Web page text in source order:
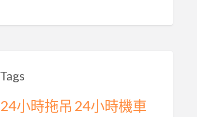
Tags
24小時拖吊 24小時機車